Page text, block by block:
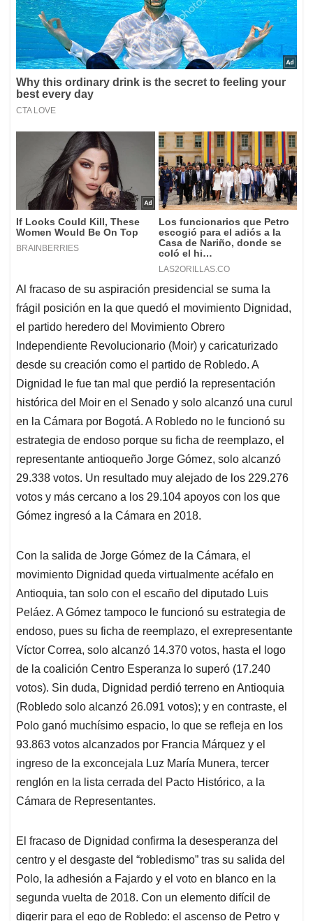
Al fracaso de su aspiración presidencial se suma la
frágil posición en la que quedó el movimiento Dignidad,
el partido heredero del Movimiento Obrero
Independiente Revolucionario (Moir) y caricaturizado
desde su creación como el partido de Robledo. A
Dignidad le fue tan mal que perdió la representación
histórica del Moir en el Senado y solo alcanzó una curul
en la Cámara por Bogotá. A Robledo no le funcionó su
estrategia de endoso porque su ficha de reemplazo, el
representante antioqueño Jorge Gómez, solo alcanzó
29.338 votos. Un resultado muy alejado de los 229.276
votos y más cercano a los 29.104 apoyos con los que
Gómez ingresó a la Cámara en 2018.
Con la salida de Jorge Gómez de la Cámara, el
movimiento Dignidad queda virtualmente acéfalo en
Antioquia, tan solo con el escaño del diputado Luis
Peláez. A Gómez tampoco le funcionó su estrategia de
endoso, pues su ficha de reemplazo, el exrepresentante
Víctor Correa, solo alcanzó 14.370 votos, hasta el logo
de la coalición Centro Esperanza lo superó (17.240
votos). Sin duda, Dignidad perdió terreno en Antioquia
(Robledo solo alcanzó 26.091 votos); y en contraste, el
Polo ganó muchísimo espacio, lo que se refleja en los
93.863 votos alcanzados por Francia Márquez y el
ingreso de la exconcejala Luz María Munera, tercer
renglón en la lista cerrada del Pacto Histórico, a la
Cámara de Representantes.
El fracaso de Dignidad confirma la desesperanza del
centro y el desgaste del “robledismo” tras su salida del
Polo, la adhesión a Fajardo y el voto en blanco en la
segunda vuelta de 2018. Con un elemento difícil de
digerir para el ego de Robledo: el ascenso de Petro y